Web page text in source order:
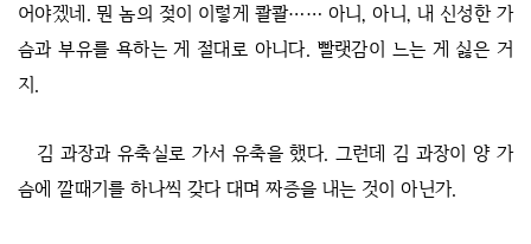
어야겠네. 뭔 놈의 젖이 이렇게 콸콸…… 아니, 아니, 내 신성한 가
슴과 부유를 욕하는 게 절대로 아니다. 빨랫감이 느는 게 싫은 거
지.
김 과장과 유축실로 가서 유축을 했다. 그런데 김 과장이 양 가
슴에 깔때기를 하나씩 갖다 대며 짜증을 내는 것이 아닌가.